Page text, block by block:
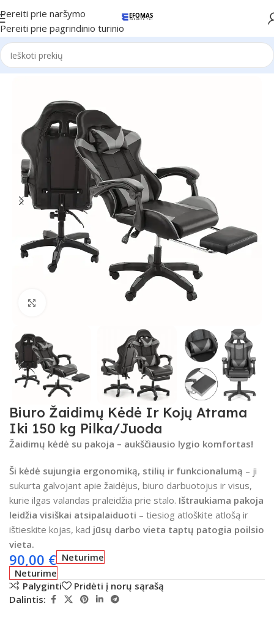
Pereiti prie naršymo
Pereiti prie pagrindinio turinio
Pradžia Namams Biuro kėdes
Spustelėkite, kad padidintumėte
Biuro Žaidimų Kėdė Ir Kojų Atrama
Iki 150 kg Pilka/Juoda
Žaidimų kėdė su pakoja – aukščiausio lygio komfortas!
Ši kėdė sujungia ergonomiką, stilių ir funkcionalumą – ji
sukurta galvojant apie žaidėjus, biuro darbuotojus ir visus,
kurie ilgas valandas praleidžia prie stalo. Ištraukiama pakoja
leidžia visiškai atsipalaiduoti – tiesiog atloškite atlošą ir
ištieskite kojas, kad jūsų darbo vieta taptų patogia poilsio
vieta.
90,00 € Neturime
Neturime
Palyginti
Pridėti į norų sąrašą
Dalintis: